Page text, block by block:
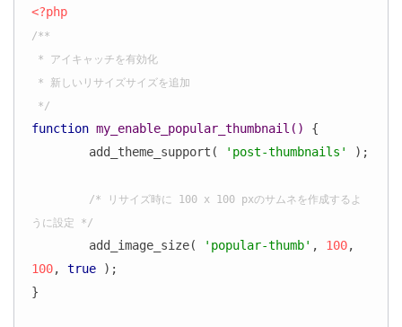
<?php
/**
*/
function my_enable_popular_thumbnail ()
{
	add_theme_support(
'post-thumbnails' );
/* リサイズ時に 100 x 100 pxのサムネを作成するよ
うに設定 */
	add_image_size(
'popular-thumb' , 100
100, true );
}